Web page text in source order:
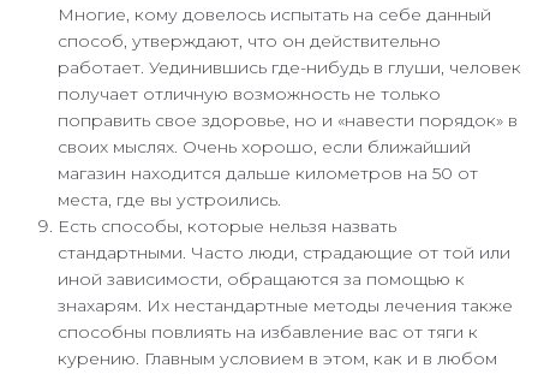
Многие, кому довелось испытать на себе данный
способ, утверждают, что он действительно
работает. Уединившись где-нибудь в глуши, человек
получает отличную возможность не только
поправить свое здоровье, но и «навести порядок» в
своих мыслях. Очень хорошо, если ближайший
магазин находится дальше километров на 50 от
места, где вы устроились.
Есть способы, которые нельзя назвать
стандартными. Часто люди, страдающие от той или
иной зависимости, обращаются за помощью к
знахарям. Их нестандартные методы лечения также
способны повлиять на избавление вас от тяги к
курению. Главным условием в этом, как и в любом